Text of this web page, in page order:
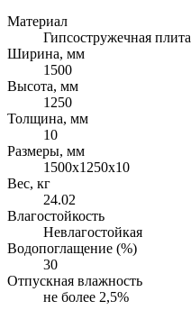
Материал
Гипсостружечная плита
Ширина, мм
1500
Высота, мм
1250
Толщина, мм
10
Размеры, мм
1500х1250х10
Вес, кг
24.02
Влагостойкость
Невлагостойкая
Водопоглащение (%)
30
Отпускная влажность
не более 2,5%